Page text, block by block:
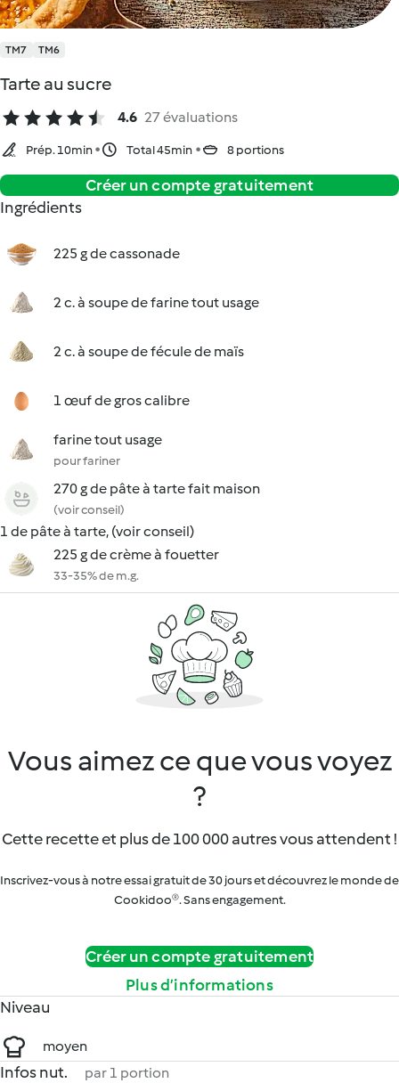
TM7 TM6
Tarte au sucre
4.6 27 évaluations
Prép. 10min Total 45min 8 portions
Créer un compte gratuitement
Ingrédients
225 g de cassonade
2 c. à soupe de farine tout usage
2 c. à soupe de fécule de maïs
1 œuf de gros calibre
farine tout usage
pour fariner
270 g de pâte à tarte fait maison
(voir conseil)
1 de pâte à tarte, (voir conseil)
225 g de crème à fouetter
33-35% de m.g.
Vous aimez ce que vous voyez
?
Cette recette et plus de 100 000 autres vous attendent !
Inscrivez-vous à notre essai gratuit de 30 jours et découvrez le monde de
Cookidoo®. Sans engagement.
Créer un compte gratuitement
Plus d’informations
Niveau
moyen
Infos nut. par 1 portion